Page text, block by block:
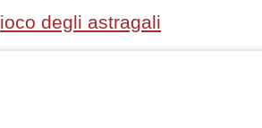
degli astragali